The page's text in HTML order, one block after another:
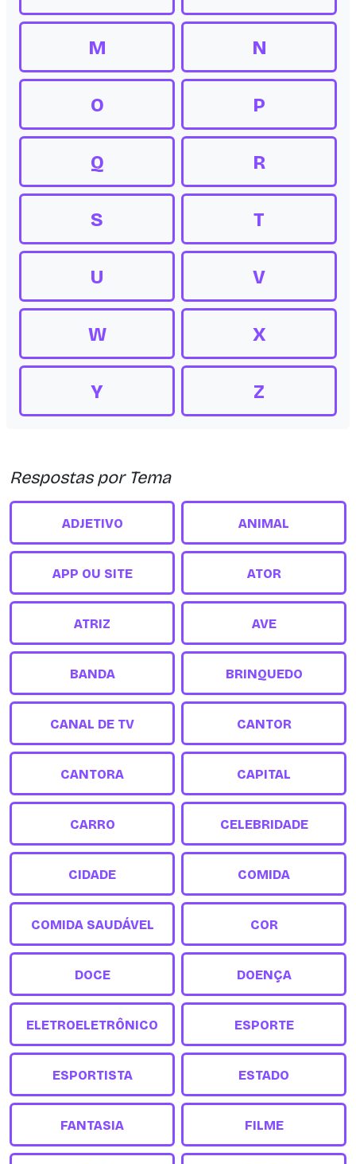
M N
O P
Q R
S T
U V
W X
Y Z
Respostas por Tema
ADJETIVO ANIMAL
APP OU SITE ATOR
ATRIZ AVE
BANDA BRINQUEDO
CANAL DE TV CANTOR
CANTORA CAPITAL
CARRO CELEBRIDADE
CIDADE COMIDA
COMIDA SAUDÁVEL COR
DOCE DOENÇA
ELETROELETRÔNICO ESPORTE
ESPORTISTA ESTADO
FANTASIA FILME